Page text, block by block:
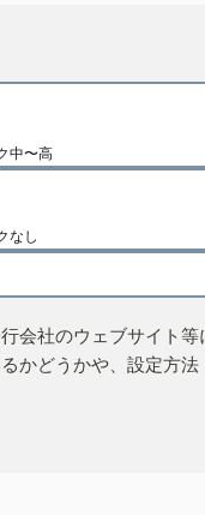
中〜高
なし
会社のウェブサイト
かどうかや、設定方